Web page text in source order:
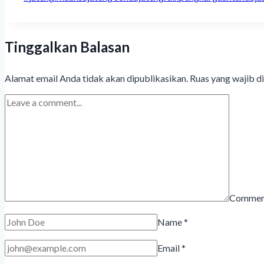
Tinggalkan Balasan
Alamat email Anda tidak akan dipublikasikan. Ruas yang wajib
Name*
Email*